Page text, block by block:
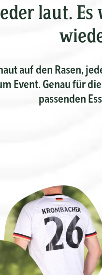
laut.
auf den Rasen,
Event. Genau für
passenden